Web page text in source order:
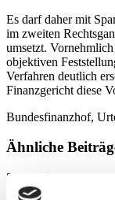
Es darf daher mit
im zweiten
umsetzt.
objektiven
Verfahren deutlich
Finanzgericht diese
Bundesfinanzhof,
Ähnliche
22. April